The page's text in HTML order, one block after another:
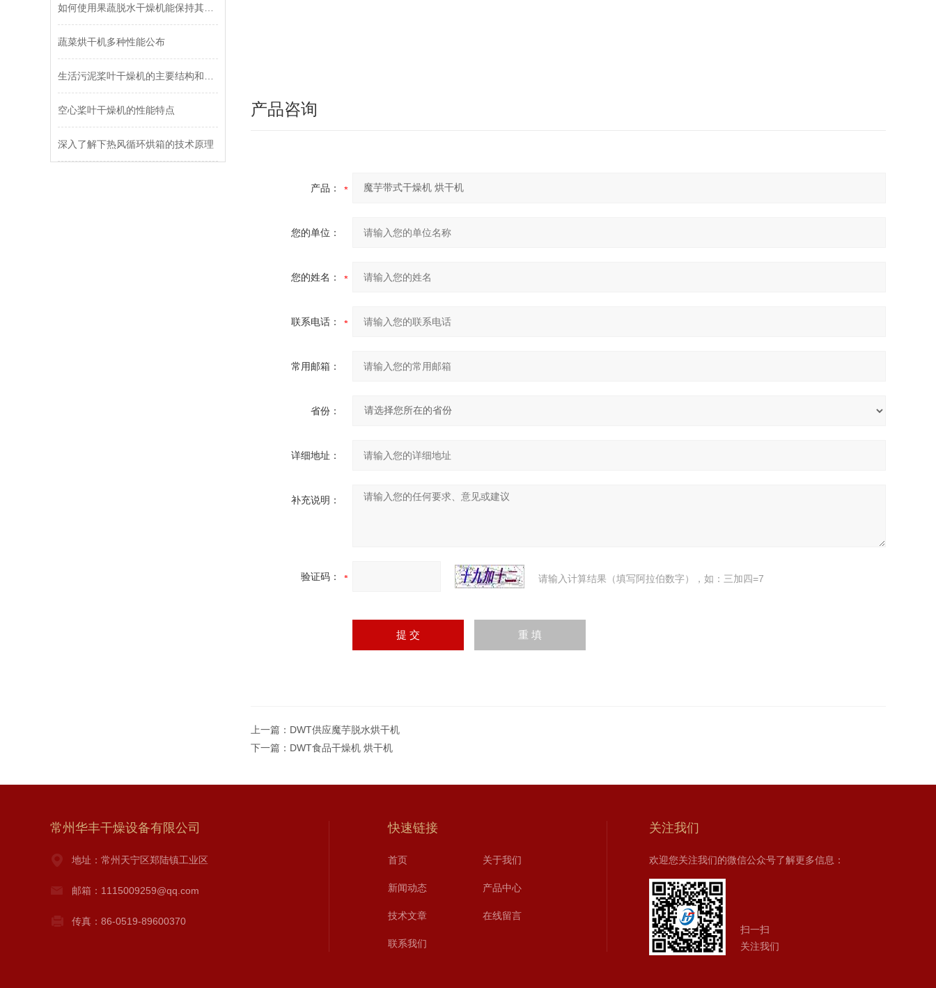
蔬菜烘干机多种性能公布
空心桨叶干燥机的性能特点
深入了解下热风循环烘箱的技术原理
产品咨询
产品：
您的单位：
您的姓名：
联系电话：
常用邮箱：
省份：
详细地址：
补充说明：
验证码： 请输入计算结果（填写阿拉伯数字），如：三加四=7
上一篇： DWT供应魔芋脱水烘干机
下一篇： DWT食品干燥机 烘干机
常州华丰干燥设备有限公司
地址：常州天宁区郑陆镇工业区
邮箱：1115009259@qq.com
传真：86-0519-89600370
快速链接
首页 关于我们
新闻动态 产品中心
技术文章 在线留言
联系我们
关注我们
欢迎您关注我们的微信公众号了解更多信息：
扫一扫
关注我们